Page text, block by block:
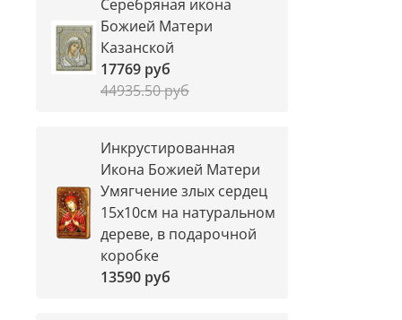
Серебряная икона
Божией Матери
Казанской
17769 руб
44935.50 руб
Инкрустированная
Икона Божией Матери
Умягчение злых сердец
15х10см на натуральном
дереве, в подарочной
коробке
13590 руб